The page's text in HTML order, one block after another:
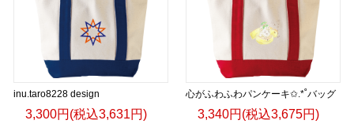
Wear the Origin. Live the Journey.
The UCS Terimba Collection is inspired by the spirit of
Uganda—its breathtaking landscapes, vibrant culture, and
some of the world’s finest naturally grown coffee.
inu.taro8228 design
3,300円(税込3,631円)
心がふわふわパンケーキ✩.*˚バッグ
3,340円(税込3,675円)